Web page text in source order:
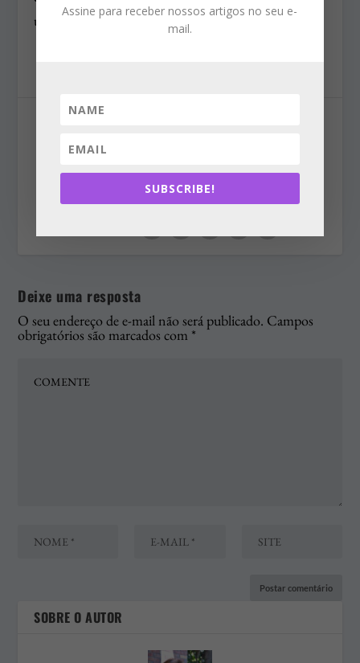
uma moldura democrática.
Deixe uma resposta
O seu endereço de e-mail não será publicado. Campos
obrigatórios são marcados com *
SOBRE O AUTOR
Assine para receber nossos artigos no seu e-
mail.
SUBSCRIBE!